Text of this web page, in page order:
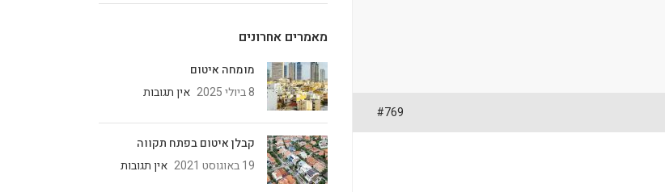
#769
מאמרים אחרונים
מומחה איטום
8 ביולי 2025
אין תגובות
קבלן איטום בפתח תקווה
19 באוגוסט 2021
אין תגובות